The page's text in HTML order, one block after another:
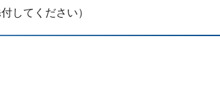
してください）